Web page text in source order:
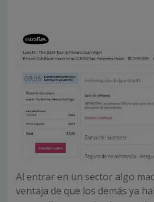
Al entrar en un sector algo
ventaja de que los demás ya